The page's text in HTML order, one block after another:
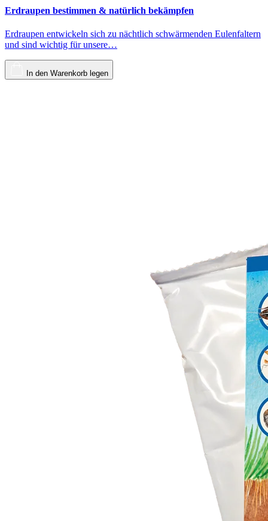
Erdraupen bestimmen & natürlich bekämpfen
Erdraupen entwickeln sich zu nächtlich schwärmenden Eulenfaltern
und sind wichtig für unsere…
In den Warenkorb legen